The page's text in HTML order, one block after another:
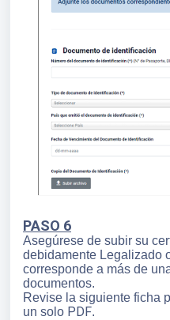
PASO 6
Asegúrese de subir su
debidamente Legalizado
corresponde a más de
documentos.
Revise la siguiente ficha
un solo PDF.